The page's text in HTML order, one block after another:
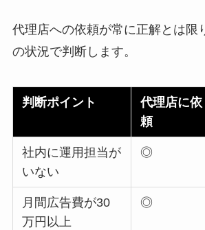
代理店への依頼が常に正解とは限
の状況で判断します。
判断ポイント
代理店に依
頼
社内に運用担当が
いない
◎
月間広告費が30
万円以上
◎